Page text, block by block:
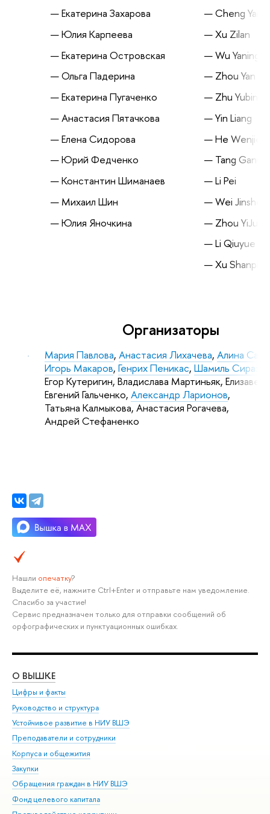
Екатерина Захарова
Юлия Карпеева
Екатерина Островская
Ольга Падерина
Екатерина Пугаченко
Анастасия Пятачкова
Елена Сидорова
Юрий Федченко
Константин Шиманаев
Михаил Шин
Юлия Яночкина
Cheng
Xu Zilan
Wu Yaning
Zhou Yan
Zhu Yubing
Yin Liang
He Wenjie
Tang Gang
Li Pei
Wei Jinshen
Zhou YiJun
Li Qiuyue
Xu Shanpin
Организаторы
Мария Павлова, Анастасия Лихачева, Алина
Игорь Макаров, Генрих Пеникас, Шамиль
Егор Кутеригин, Владислава Мартиньяк,
Евгений Гальченко, Александр Ларионов,
Татьяна Калмыкова, Анастасия Рогачева,
Андрей Стефаненко
Нашли опечатку?
Выделите её, нажмите Ctrl+Enter и отправьте нам уведомление.
Спасибо за участие!
Сервис предназначен только для отправки сообщений об
орфографических и пунктуационных ошибках.
О ВЫШКЕ
Цифры и факты
Руководство и структура
Устойчивое развитие в НИУ ВШЭ
Преподаватели и сотрудники
Корпуса и общежития
Закупки
Обращения граждан в НИУ ВШЭ
Фонд целевого капитала